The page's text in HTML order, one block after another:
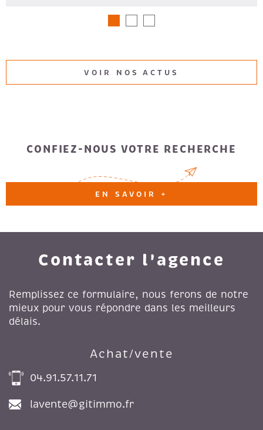
VOIR NOS ACTUS
CONFIEZ-NOUS VOTRE RECHERCHE
EN SAVOIR +
Contacter l'agence
Remplissez ce formulaire, nous ferons de notre
mieux pour vous répondre dans les meilleurs
délais.
Achat/vente
04.91.57.11.71
lavente@gitimmo.fr